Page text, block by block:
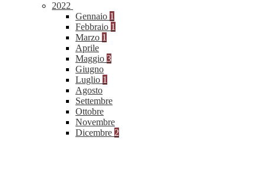
2022
Gennaio 1
Febbraio 1
Marzo 1
Aprile
Maggio 3
Giugno
Luglio 1
Agosto
Settembre
Ottobre
Novembre
Dicembre 2